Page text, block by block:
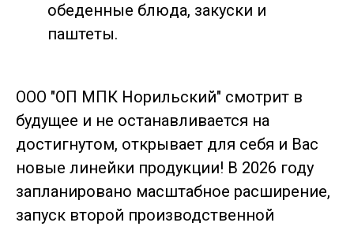
обеденные блюда, закуски и
паштеты.
ООО "ОП МПК Норильский" смотрит в
будущее и не останавливается на
достигнутом, открывает для себя и Вас
новые линейки продукции! В 2026 году
запланировано масштабное расширение,
запуск второй производственной